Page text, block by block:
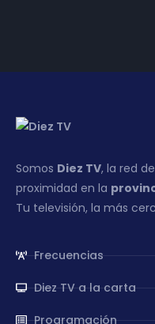
Somos Diez TV, la red
proximidad en la
Tu televisión, la más
Frecuencias
Diez TV a la carta
Programación